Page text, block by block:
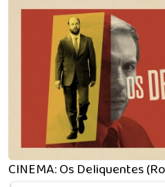
CINEMA: Os Deliquentes